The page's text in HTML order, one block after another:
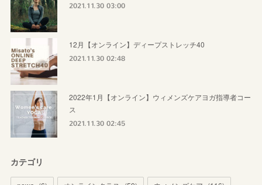
2021.11.30 03:00
12月【オンライン】ディープストレッチ40
2021.11.30 02:48
2022年1月【オンライン】ウィメンズケアヨガ指導者コー
ス
2021.11.30 02:45
カテゴリ